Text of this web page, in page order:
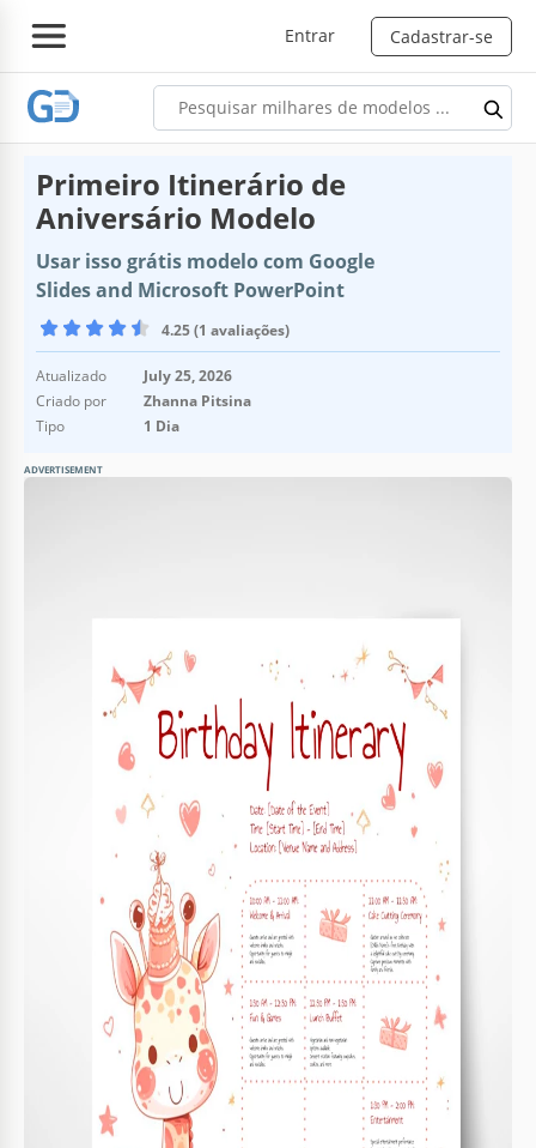
Entrar Cadastrar-se
Primeiro Itinerário de
Aniversário Modelo
Usar isso grátis modelo com Google
Slides and Microsoft PowerPoint
4.25 (1 avaliações)
Atualizado
July 25, 2026
Criado por
Zhanna Pitsina
Tipo
1 Dia
ADVERTISEMENT